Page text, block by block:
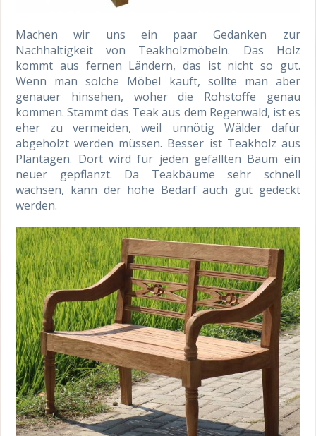
Machen wir uns ein paar Gedanken zur
Nachhaltigkeit von Teakholzmöbeln. Das Holz
kommt aus fernen Ländern, das ist nicht so gut.
Wenn man solche Möbel kauft, sollte man aber
genauer hinsehen, woher die Rohstoffe genau
kommen. Stammt das Teak aus dem Regenwald, ist es
eher zu vermeiden, weil unnötig Wälder dafür
abgeholzt werden müssen. Besser ist Teakholz aus
Plantagen. Dort wird für jeden gefällten Baum ein
neuer gepflanzt. Da Teakbäume sehr schnell
wachsen, kann der hohe Bedarf auch gut gedeckt
werden.